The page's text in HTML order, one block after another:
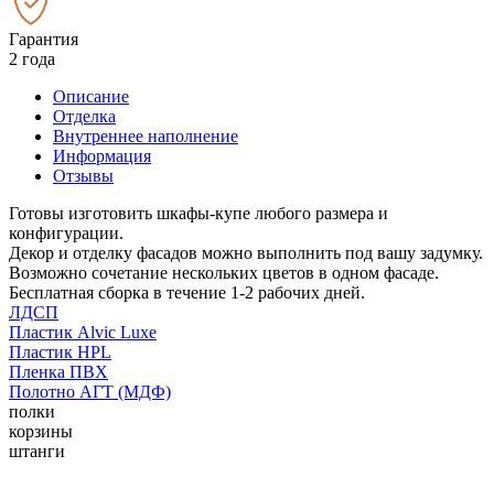
Гарантия
2 года
Описание
Отделка
Внутреннее наполнение
Информация
Отзывы
Готовы изготовить шкафы-купе любого размера и
конфигурации.
Декор и отделку фасадов можно выполнить под вашу задумку.
Возможно сочетание нескольких цветов в одном фасаде.
Бесплатная сборка в течение 1-2 рабочих дней.
ЛДСП
Пластик Alvic Luxe
Пластик HPL
Пленка ПВХ
Полотно АГТ (МДФ)
полки
корзины
штанги